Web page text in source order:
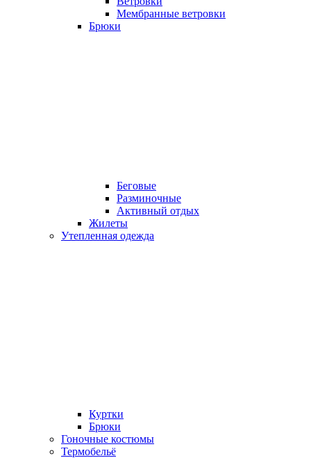
Мембранные ветровки
Брюки
Беговые
Разминочные
Активный отдых
Жилеты
Утепленная одежда
Куртки
Брюки
Гоночные костюмы
Термобельё